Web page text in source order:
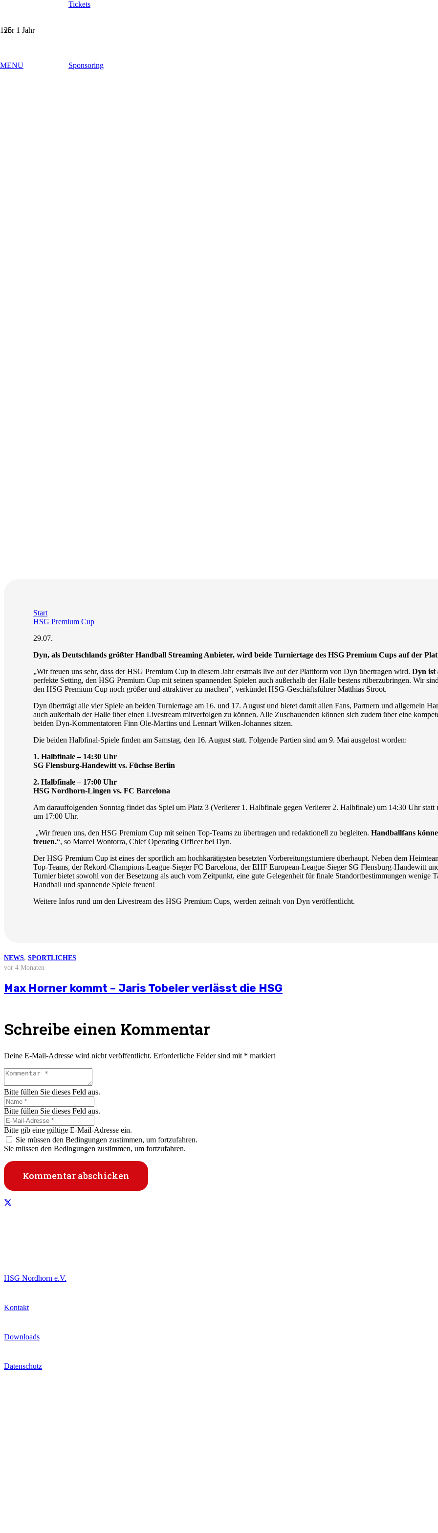
MENU
Tickets
Sponsoring
vor 1 Jahr
Start
HSG Premium Cup
29.07.
Dyn, als Deutschlands größter Handball Streaming Anbieter, wird beide Turniertage des HSG Premium Cups auf der
„Wir freuen uns sehr, dass der HSG Premium Cup in diesem Jahr erstmals live auf der Plattform von Dyn übertragen wird. Dyn ist
perfekte Setting, den HSG Premium Cup mit seinen spannenden Spielen auch außerhalb der Halle bestens rüberzubringen. Wir
den HSG Premium Cup noch größer und attraktiver zu machen“, verkündet HSG-Geschäftsführer Matthias Stroot.
Dyn überträgt alle vier Spiele an beiden Turniertage am 16. und 17. August und bietet damit allen Fans, Partnern und allgemein
auch außerhalb der Halle über einen Livestream mitverfolgen zu können. Alle Zuschauenden können sich zudem über eine
beiden Dyn-Kommentatoren Finn Ole-Martins und Lennart Wilken-Johannes sitzen.
Die beiden Halbfinal-Spiele finden am Samstag, den 16. August statt. Folgende Partien sind am 9. Mai ausgelost worden:
1. Halbfinale – 14:30 Uhr
SG Flensburg-Handewitt vs. Füchse Berlin
2. Halbfinale – 17:00 Uhr
HSG Nordhorn-Lingen vs. FC Barcelona
Am darauffolgenden Sonntag findet das Spiel um Platz 3 (Verlierer 1. Halbfinale gegen Verlierer 2. Halbfinale) um 14:30 Uhr
um 17:00 Uhr.
„Wir freuen uns, den HSG Premium Cup mit seinen Top-Teams zu übertragen und redaktionell zu begleiten. Handballfans
freuen.“, so Marcel Wontorra, Chief Operating Officer bei Dyn.
Der HSG Premium Cup ist eines der sportlich am hochkarätigsten besetzten Vorbereitungsturniere überhaupt. Neben dem
Top-Teams, der Rekord-Champions-League-Sieger FC Barcelona, der EHF European-League-Sieger SG Flensburg-Handewitt
Turnier bietet sowohl von der Besetzung als auch vom Zeitpunkt, eine gute Gelegenheit für finale Standortbestimmungen wenige
Handball und spannende Spiele freuen!
Weitere Infos rund um den Livestream des HSG Premium Cups, werden zeitnah von Dyn veröffentlicht.
Weitere News
NEWS
vor 3 Wochen
Stellungnahme zur aktuellen wirtschaftlichen Situation
NEWS
vor 4 Wochen
Saisonvorbereitung 2026/27
NEWS
vor 2 Monaten
Björn Zintel geht – Emiel Hoogland kommt
NEWS
vor 3 Monaten
Mathis Berger übernimmt Social Media und Öffentlichkeitsarbeit
NEWS, SPORTLICHES
vor 4 Monaten
Max Horner kommt – Jaris Tobeler verlässt die HSG
Schreibe einen Kommentar
Deine E-Mail-Adresse wird nicht veröffentlicht. Erforderliche Felder sind mit * markiert
Bitte füllen Sie dieses Feld aus.
Bitte füllen Sie dieses Feld aus.
Bitte gib eine gültige E-Mail-Adresse ein.
Sie müssen den Bedingungen zustimmen, um fortzufahren.
Sie müssen den Bedingungen zustimmen, um fortzufahren.
Kommentar abschicken
HSG Nordhorn e.V.
Kontakt
Downloads
Datenschutz